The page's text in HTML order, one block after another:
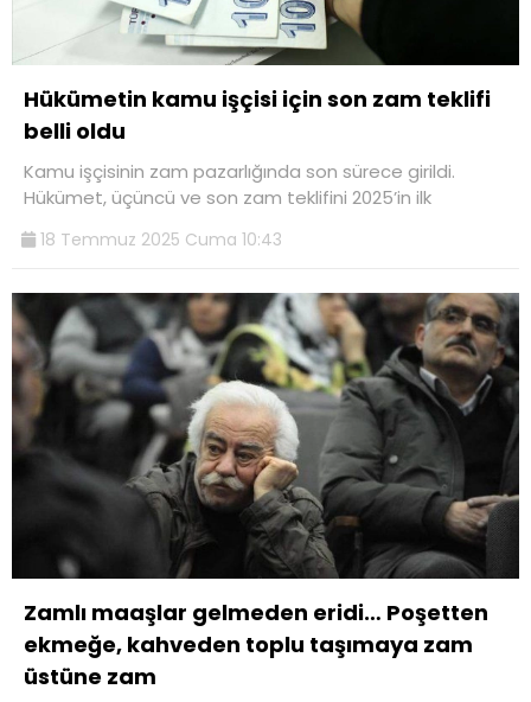
Hükümetin kamu işçisi için son zam teklifi
belli oldu
Kamu işçisinin zam pazarlığında son sürece girildi.
Hükümet, üçüncü ve son zam teklifini 2025’in ilk
18 Temmuz 2025 Cuma 10:43
Zamlı maaşlar gelmeden eridi… Poşetten
ekmeğe, kahveden toplu taşımaya zam
üstüne zam